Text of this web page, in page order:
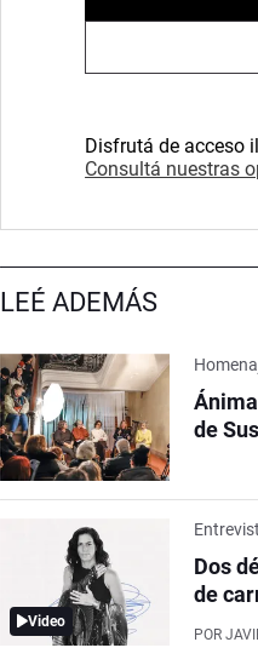
Disfrutá de acceso
Consultá nuestras
LEÉ ADEMÁS
de
Video
Dos
de
POR